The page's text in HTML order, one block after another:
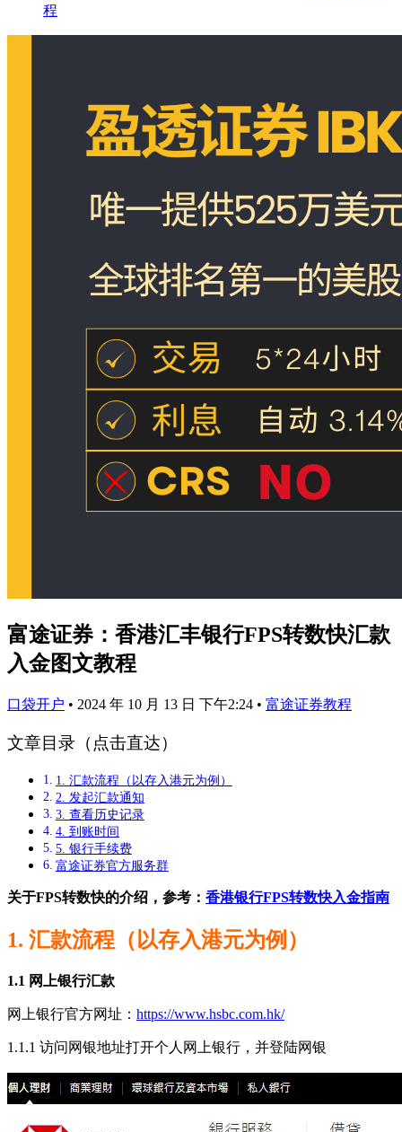
程
富途证券：香港汇丰银行FPS转数快汇款
入金图文教程
口袋开户 • 2024 年 10 月 13 日 下午2:24 • 富途证券教程
文章目录（点击直达）
1. 汇款流程（以存入港元为例）
2. 发起汇款通知
3. 查看历史记录
4. 到账时间
5. 银行手续费
富途证券官方服务群
关于FPS转数快的介绍，参考： 香港银行FPS转数快入金指南
1. 汇款流程（以存入港元为例）
1.1 网上银行汇款
网上银行官方网址： https://www.hsbc.com.hk/
1.1.1 访问网银地址打开个人网上银行，并登陆网银